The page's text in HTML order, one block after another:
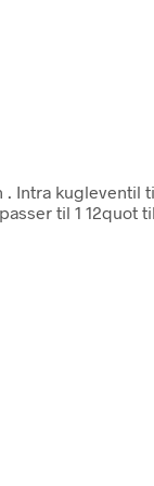
. Intra
til 1 12quot